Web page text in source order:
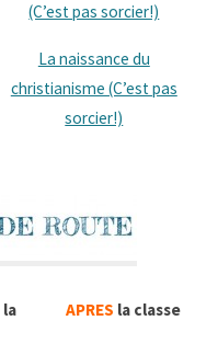
(C’est pas sorcier!)
La naissance du
christianisme (C’est pas
sorcier!)
la
APRES la classe